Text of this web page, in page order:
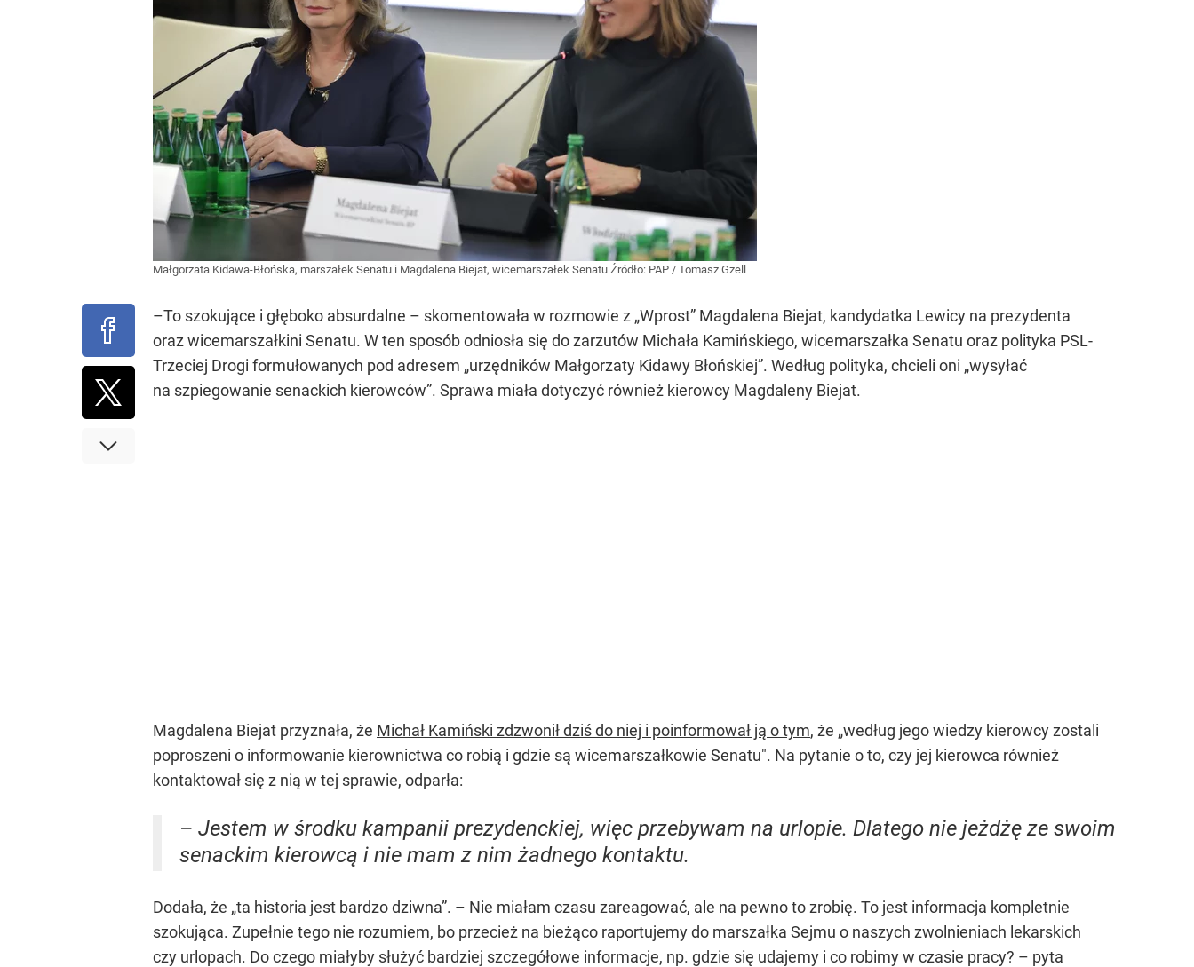
Małgorzata Kidawa-Błońska, marszałek Senatu i Magdalena Biejat, wicemarszałek Senatu Źródło: PAP / Tomasz Gzell
–To szokujące i głęboko absurdalne – skomentowała w rozmowie z „Wprost” Magdalena Biejat, kandydatka Lewicy na prezydenta
oraz wicemarszałkini Senatu. W ten sposób odniosła się do zarzutów Michała Kamińskiego, wicemarszałka Senatu oraz polityka PSL-
Trzeciej Drogi formułowanych pod adresem „urzędników Małgorzaty Kidawy Błońskiej”. Według polityka, chcieli oni „wysyłać
na szpiegowanie senackich kierowców”. Sprawa miała dotyczyć również kierowcy Magdaleny Biejat.
Magdalena Biejat przyznała, że Michał Kamiński zdzwonił dziś do niej i poinformował ją o tym, że „według jego wiedzy kierowcy zostali
poproszeni o informowanie kierownictwa co robią i gdzie są wicemarszałkowie Senatu". Na pytanie o to, czy jej kierowca również
kontaktował się z nią w tej sprawie, odparła:
– Jestem w środku kampanii prezydenckiej, więc przebywam na urlopie. Dlatego nie jeżdżę ze swoim
senackim kierowcą i nie mam z nim żadnego kontaktu.
Dodała, że „ta historia jest bardzo dziwna”. – Nie miałam czasu zareagować, ale na pewno to zrobię. To jest informacja kompletnie
szokująca. Zupełnie tego nie rozumiem, bo przecież na bieżąco raportujemy do marszałka Sejmu o naszych zwolnieniach lekarskich
czy urlopach. Do czego miałyby służyć bardziej szczegółowe informacje, np. gdzie się udajemy i co robimy w czasie pracy? – pyta